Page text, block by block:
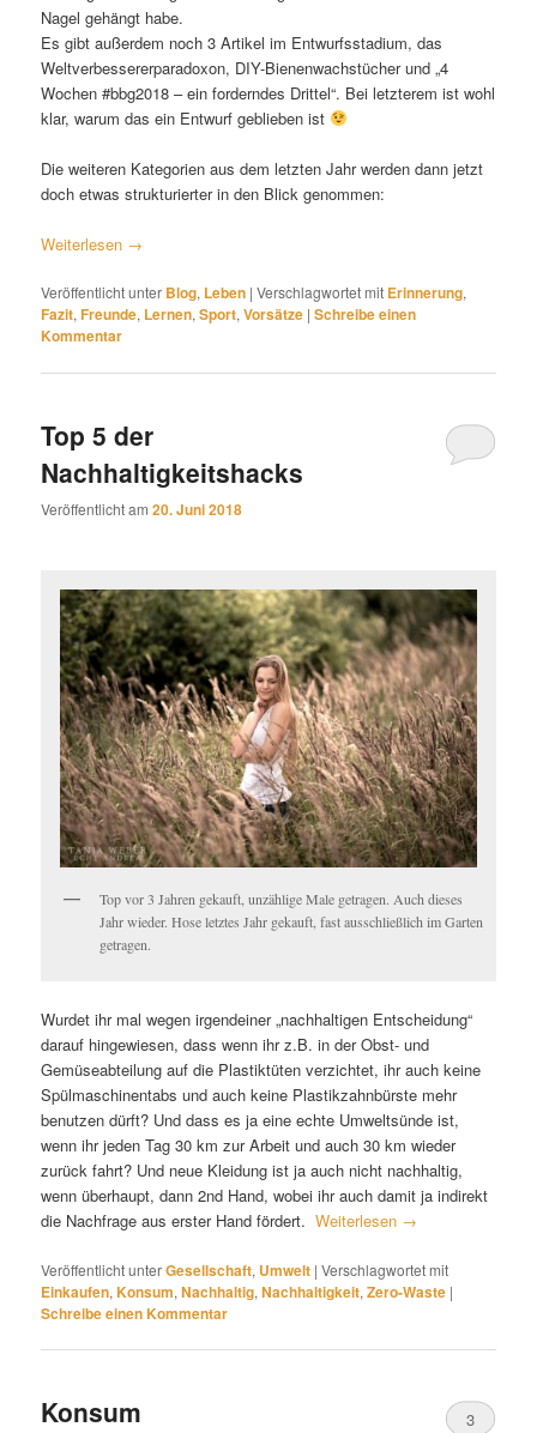
Nagel gehängt habe.
Es gibt außerdem noch 3 Artikel im Entwurfsstadium, das
Weltverbessererparadoxon, DIY-Bienenwachstücher und „4
Wochen #bbg2018 – ein forderndes Drittel“. Bei letzterem ist wohl
klar, warum das ein Entwurf geblieben ist
Die weiteren Kategorien aus dem letzten Jahr werden dann jetzt
doch etwas strukturierter in den Blick genommen:
Weiterlesen →
Veröffentlicht unter Blog, Leben |Verschlagwortet mit Erinnerung,
Fazit,Freunde, Lernen,Sport,Vorsätze |Schreibe einen
Kommentar
Top 5 der
Nachhaltigkeitshacks
Veröffentlicht am20. Juni 2018
Top vor 3 Jahren gekauft, unzählige Male getragen. Auch dieses
Jahr wieder. Hose letztes Jahr gekauft, fast ausschließlich im Garten
getragen.
Wurdet ihr mal wegen irgendeiner „nachhaltigen Entscheidung“
darauf hingewiesen, dass wenn ihr z.B. in der Obst- und
Gemüseabteilung auf die Plastiktüten verzichtet, ihr auch keine
Spülmaschinentabs und auch keine Plastikzahnbürste mehr
benutzen dürft? Und dass es ja eine echte Umweltsünde ist,
wenn ihr jeden Tag 30 km zur Arbeit und auch 30 km wieder
zurück fahrt? Und neue Kleidung ist ja auch nicht nachhaltig,
wenn überhaupt, dann 2nd Hand, wobei ihr auch damit ja indirekt
die Nachfrage aus erster Hand fördert.Weiterlesen →
Veröffentlicht unterGesellschaft, Umwelt |Verschlagwortet mit
Einkaufen,Konsum,Nachhaltig,Nachhaltigkeit,Zero-Waste |
Schreibe einen Kommentar
Konsum 3